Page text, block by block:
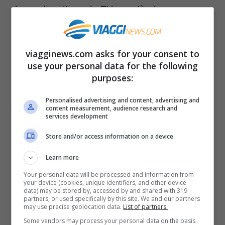
in merito alle serie TV e a ciò che
guardavano normalmente in televisione.
Il cambiamento che è emerso è netto
perché ognuno di noi oggi può guardare
vuole proprio grazie a un’offerta
incredibile.
I risultati della ricerca
incoronano Game Of Thrones
Alla fine però ad aver conquistato tutti i
consensi è stata senza dubbio Game of
viagginews.com asks for your consent to
use your personal data for the following
purposes:
Personalised advertising and content, advertising and
content measurement, audience research and
services development
Store and/or access information on a device
Learn more
Your personal data will be processed and information from
your device (cookies, unique identifiers, and other device
data) may be stored by, accessed by and shared with 319
partners, or used specifically by this site. We and our partners
may use precise geolocation data. List of partners.
Some vendors may process your personal data on the basis